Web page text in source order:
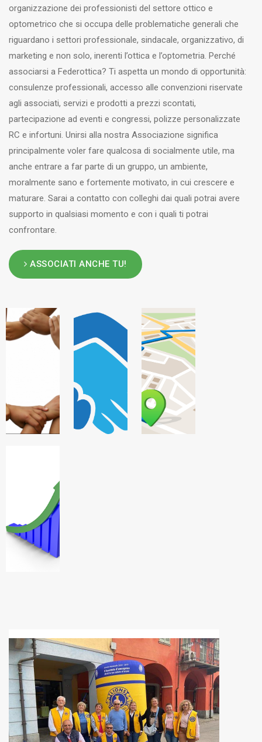
organizzazione dei professionisti del settore ottico e
optometrico che si occupa delle problematiche generali che
riguardano i settori professionale, sindacale, organizzativo, di
marketing e non solo, inerenti l’ottica e l’optometria. Perché
associarsi a Federottica? Ti aspetta un mondo di opportunità:
consulenze professionali, accesso alle convenzioni riservate
agli associati, servizi e prodotti a prezzi scontati,
partecipazione ad eventi e congressi, polizze personalizzate
RC e infortuni. Unirsi alla nostra Associazione significa
principalmente voler fare qualcosa di socialmente utile, ma
anche entrare a far parte di un gruppo, un ambiente,
moralmente sano e fortemente motivato, in cui crescere e
maturare. Sarai a contatto con colleghi dai quali potrai avere
supporto in qualsiasi momento e con i quali ti potrai
confrontare.
ASSOCIATI ANCHE TU!